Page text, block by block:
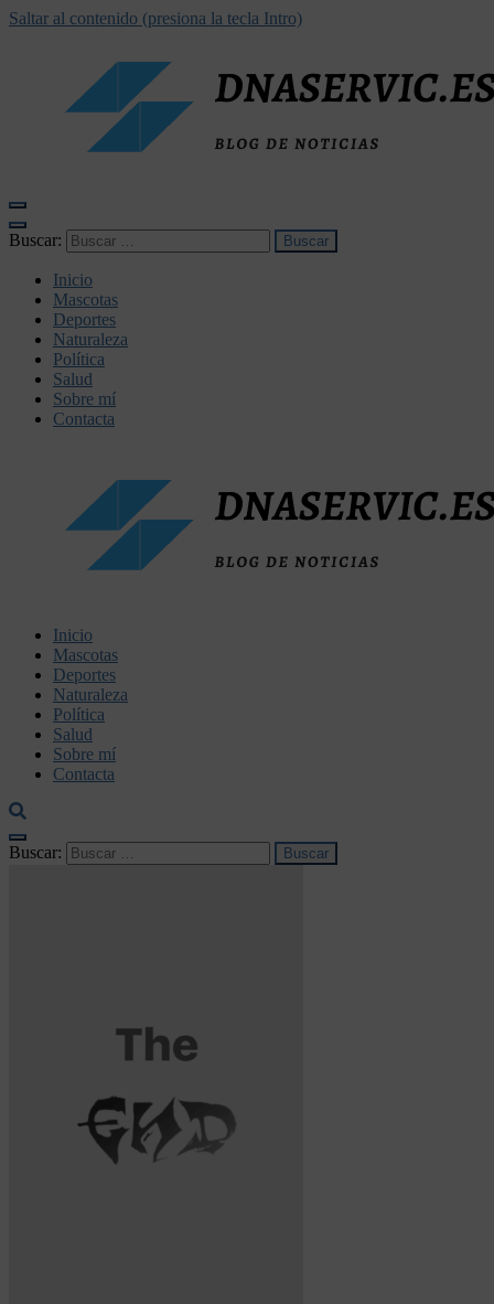
Saltar al contenido (presiona la tecla Intro)
Buscar:
Inicio
Mascotas
Deportes
Naturaleza
Política
Salud
Sobre mí
Contacta
dnaservic.es
Inicio
Mascotas
Deportes
Naturaleza
Política
Salud
Sobre mí
Contacta
Buscar: